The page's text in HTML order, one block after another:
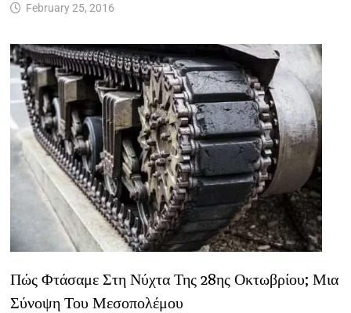
February 25, 2016
Πώς Φτάσαμε Στη Νύχτα Της 28ης Οκτωβρίου; Μια
Σύνοψη Του Μεσοπολέμου